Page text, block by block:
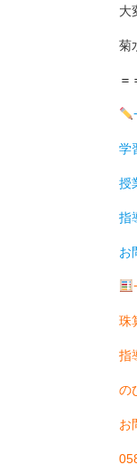
大
菊
＝
学
授
指
お
珠
指
の
お